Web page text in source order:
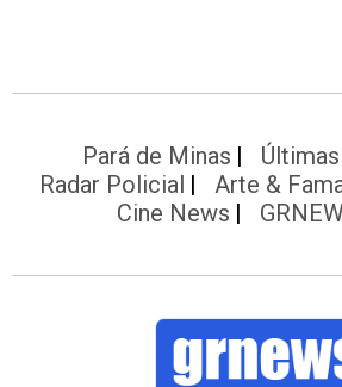
Pará de Minas
Radar Policial
Arte &
Cine News